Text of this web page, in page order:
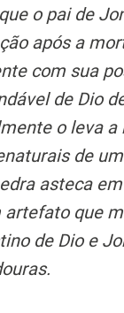
o pai de
após a
com sua
de Dio
o leva a
de
asteca
que
de Dio e